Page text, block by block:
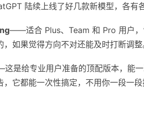
陆续上线了好几款新模型，各有
——适合 Plus、Team 和 Pro 用户，
，如果觉得方向不对还能及时打断调
是给专业用户准备的顶配版本，能
，它都能一次性搞定，不用你一段一